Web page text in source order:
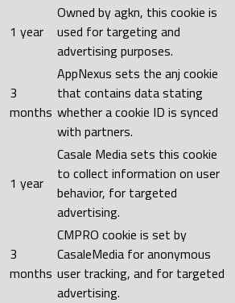
1 year
Owned by agkn, this cookie is
used for targeting and
advertising purposes.
3
months
AppNexus sets the anj cookie
that contains data stating
whether a cookie ID is synced
with partners.
1 year
Casale Media sets this cookie
to collect information on user
behavior, for targeted
advertising.
3
months
CMPRO cookie is set by
CasaleMedia for anonymous
user tracking, and for targeted
advertising.